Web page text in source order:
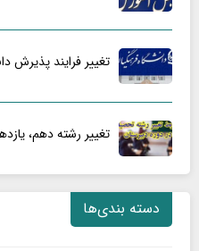
تغییر فرایند پذیرش
تغییر رشته دهم،
دسته بندی‌ها